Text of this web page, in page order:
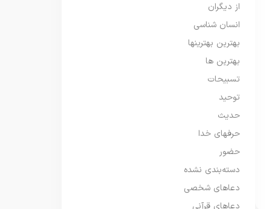
از دیگران
انسان شناسی
بهترین بهترینها
بهترین ها
تسبیحات
توحید
حدیث
حرفهای خدا
حضور
دسته‌بندی نشده
دعاهای شخصی
دعاهای قرآنی